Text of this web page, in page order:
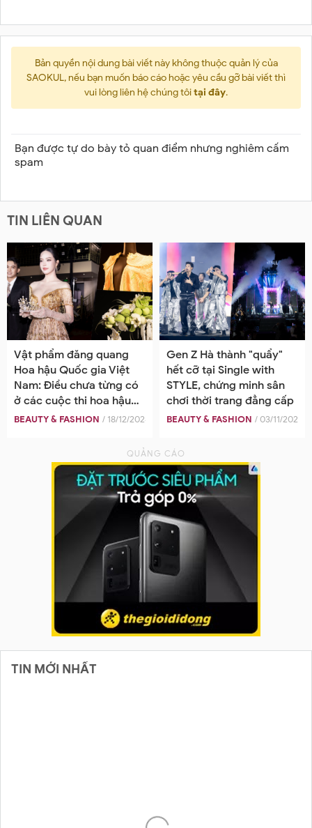
Bản quyền nội dung bài viết này không thuộc quản lý của
SAOKUL, nếu bạn muốn báo cáo hoặc yêu cầu gỡ bài viết thì
vui lòng liên hệ chúng tôitại đây.
Bạn được tự do bày tỏ quan điểm nhưng nghiêm cấm
spam
TIN LIÊN QUAN
Vật phẩm đăng quang
Hoa hậu Quốc gia Việt
Nam: Điều chưa từng có
ở các cuộc thi hoa hậu
tại Việt Nam
BEAUTY & FASHION / 18/12/2024
Gen Z Hà thành "quẩy"
hết cỡ tại Single with
STYLE, chứng minh sân
chơi thời trang đẳng cấp
BEAUTY & FASHION / 03/11/2025
TIN MỚI NHẤT